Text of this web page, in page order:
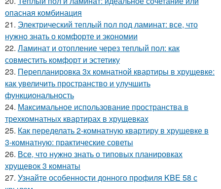
опасная комбинация
21. Электрический теплый пол под ламинат: все, что
нужно знать о комфорте и экономии
22. Ламинат и отопление через теплый пол: как
совместить комфорт и эстетику
23. Перепланировка 3х комнатной квартиры в хрущевке:
как увеличить пространство и улучшить
функциональность
24. Максимальное использование пространства в
трехкомнатных квартирах в хрущевках
25. Как переделать 2-комнатную квартиру в хрущевке в
3-комнатную: практические советы
26. Все, что нужно знать о типовых планировках
хрущевок 3 комнаты
27. Узнайте особенности донного профиля KBE 58 с